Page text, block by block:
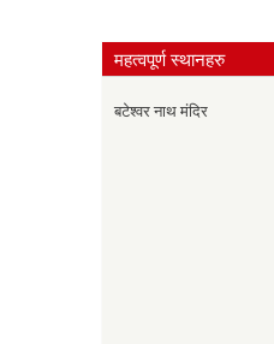
महत्वपूर्ण स्थानहरु
बटेश्वर नाथ मंदिर